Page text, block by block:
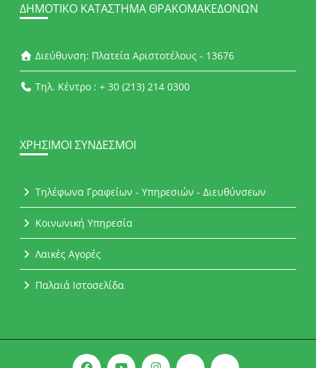
ΔΗΜΟΤΙΚΌ ΚΑΤΆΣΤΗΜΑ ΘΡΑΚΟΜΑΚΕΔΌΝΩΝ
Διεύθυνση: Πλατεία Αριστοτέλους - 13676
Τηλ. Κέντρο : + 30 (213) 214 0300
ΧΡΉΣΙΜΟΙ ΣΎΝΔΕΣΜΟΙ
Τηλέφωνα Γραφείων - Υπηρεσιών - Διευθύνσεων
Κοινωνική Υπηρεσία
Λαικές Αγορές
Παλαιά Ιστοσελίδα